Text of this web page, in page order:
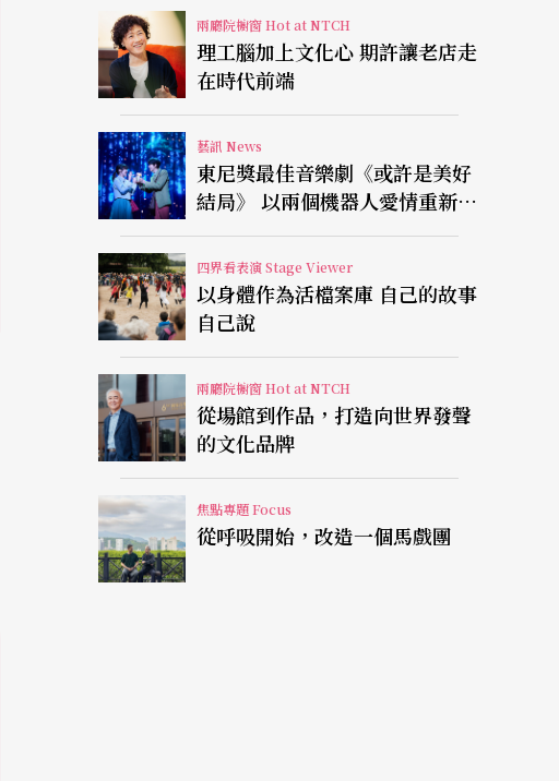
兩廳院櫥窗 Hot at NTCH
理工腦加上文化心 期許讓老店走
在時代前端
藝訊 News
東尼獎最佳音樂劇《或許是美好
結局》 以兩個機器人愛情重新凝
視有限人生
四界看表演 Stage Viewer
以身體作為活檔案庫 自己的故事
自己說
兩廳院櫥窗 Hot at NTCH
從場館到作品，打造向世界發聲
的文化品牌
焦點專題 Focus
從呼吸開始，改造一個馬戲團